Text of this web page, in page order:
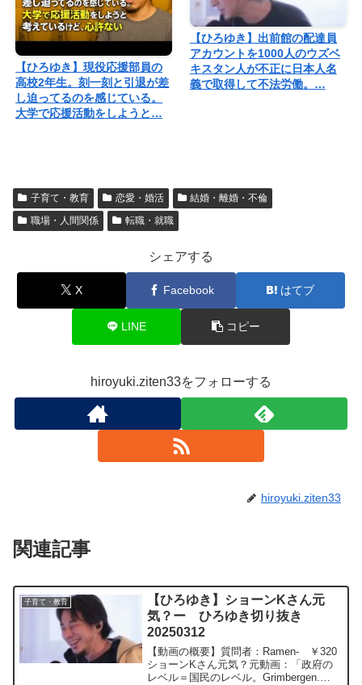
【ひろゆき】現役応援部員の
高校2年生。刻一刻と引退が差
し迫ってるのを感じている。
大学で応援活動をしようと…
【ひろゆき】出前館の配達員
アカウントを1000人のウズベ
キスタン人が不正に日本人名
義で取得して不法労働。…
子育て・教育 恋愛・婚活
結婚・離婚・不倫
職場・人間関係
転職・就職
シェアする
X Facebook はてブ
LINE コピー
hiroyuki.ziten33をフォローする
hiroyuki.ziten33
関連記事
子育て・教育
【ひろゆき】ショーンKさん元
気？ー ひろゆき切り抜き
20250312
【動画の概要】質問者：Ramen- ￥320
ショーンKさん元気？元動画：「政府の
レベル＝国民のレベル。Grimbergen.